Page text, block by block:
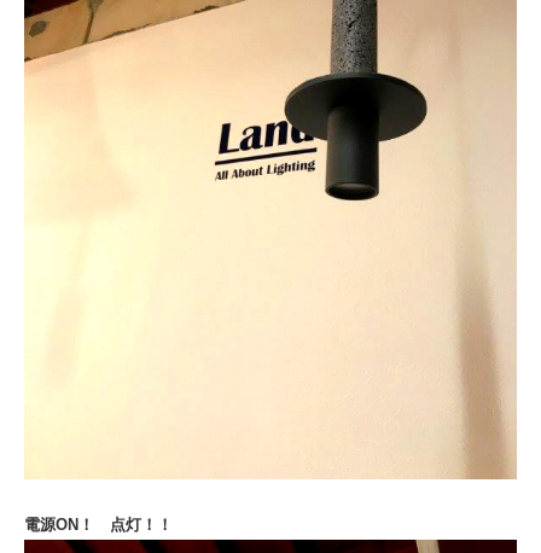
電源ON！ 点灯！！